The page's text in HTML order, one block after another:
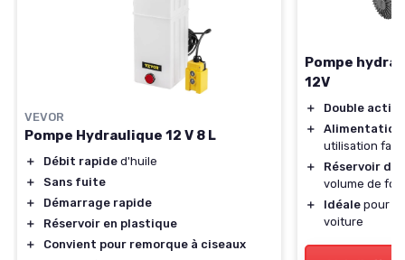
VEVOR
Pompe Hydraulique 12 V 8 L
＋ Débit rapide d'huile
＋
Sans fuite
＋
Démarrage rapide
＋
Réservoir en plastique
＋
Convient pour remorque à ciseaux
Pompe
12V
＋
Double action
＋
Alimentation
utilisation
＋
Réservoir de
volume de
＋
Idéale pour
voiture